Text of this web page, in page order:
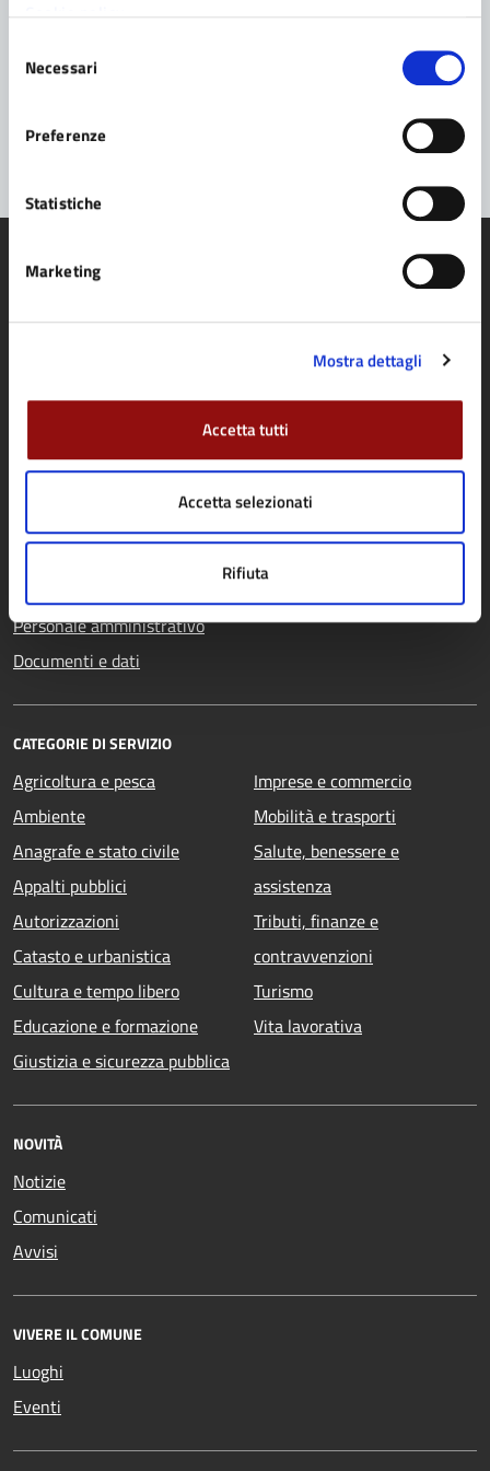
delNecessari
Preferenze
Statistiche
Marketing
Mostra dettagli
Accetta tutti
Accetta selezionati
Rifiuta
Problemi in città
Personale amministrativo
Documenti e dati
CATEGORIE DI SERVIZIO
Agricoltura e pesca
Ambiente
Anagrafe e stato civile
Appalti pubblici
Autorizzazioni
Catasto e urbanistica
Cultura e tempo libero
Educazione e formazione
Giustizia e sicurezza pubblica
Imprese e commercio
Mobilità e trasporti
Salute, benessere e
assistenza
Tributi, finanze e
contravvenzioni
Turismo
Vita lavorativa
NOVITÀ
Notizie
Comunicati
Avvisi
VIVERE IL COMUNE
Luoghi
Eventi